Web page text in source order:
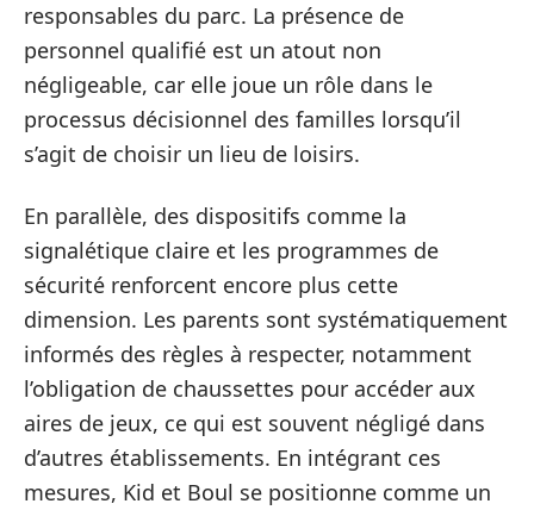
responsables du parc. La présence de
personnel qualifié est un atout non
négligeable, car elle joue un rôle dans le
processus décisionnel des familles lorsqu’il
s’agit de choisir un lieu de loisirs.
En parallèle, des dispositifs comme la
signalétique claire et les programmes de
sécurité renforcent encore plus cette
dimension. Les parents sont systématiquement
informés des règles à respecter, notamment
l’obligation de chaussettes pour accéder aux
aires de jeux, ce qui est souvent négligé dans
d’autres établissements. En intégrant ces
mesures, Kid et Boul se positionne comme un